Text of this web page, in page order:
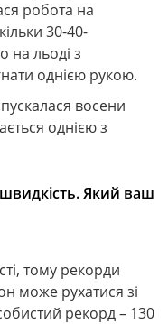
робота на
30-40-
на льоді з
однією рукою.
восени
однією з
Який ваш
тому рекорди
може рухатися зі
рекорд – 130